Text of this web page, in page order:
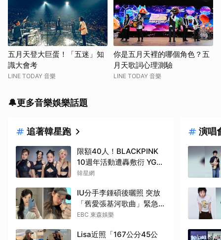
五月天登大巨蛋！「五迷」知
識大會考
LINE TODAY 音樂
你是五月天裡的哪個角色？五
月天歌詞心理測驗
LINE TODAY 音樂
🔔更多音樂娛樂話題
追著韓星跑
限額40人！BLACKPINK
10週年活動遭轟敷衍 YG急
回應
韓星網
IU分手李鍾碩後曬照 突放
「舊愛張基河歌曲」緊急刪
除了
EBC 東森娛樂
Lisa近照「167公分45公
演唱